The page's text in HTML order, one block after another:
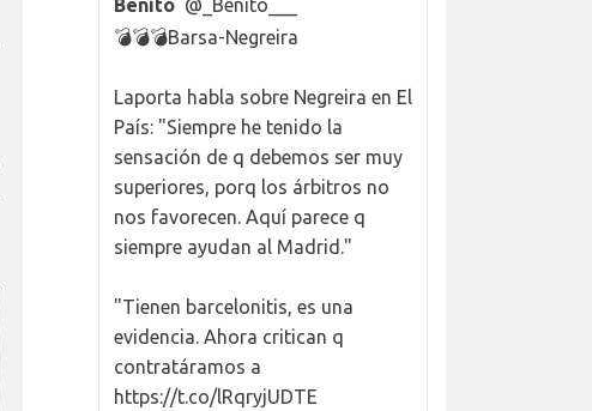
Benito @_Benito___
💣💣💣Barsa-Negreira
Laporta habla sobre Negreira en El
País: "Siempre he tenido la
sensación de q debemos ser muy
superiores, porq los árbitros no
nos favorecen. Aquí parece q
siempre ayudan al Madrid."
"Tienen barcelonitis, es una
evidencia. Ahora critican q
contratáramos a
https://t.co/lRqryjUDTE